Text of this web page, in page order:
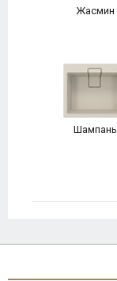
Жасмин
Шампань